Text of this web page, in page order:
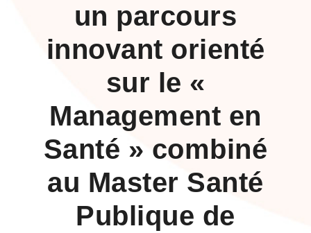
un parcours
innovant orienté
sur le «
Management en
Santé » combiné
au Master Santé
Publique de